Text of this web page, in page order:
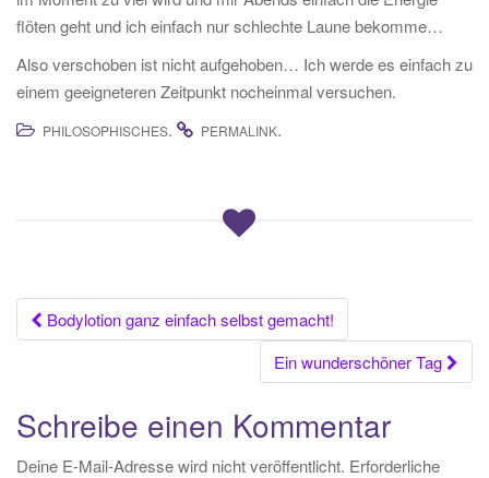
flöten geht und ich einfach nur schlechte Laune bekomme…
Also verschoben ist nicht aufgehoben… Ich werde es einfach zu
einem geeigneteren Zeitpunkt nocheinmal versuchen.
PHILOSOPHISCHES. PERMALINK.
Beitrags-
Navigation
Bodylotion ganz einfach selbst gemacht!
Ein wunderschöner Tag
Schreibe einen Kommentar
Deine E-Mail-Adresse wird nicht veröffentlicht. Erforderliche